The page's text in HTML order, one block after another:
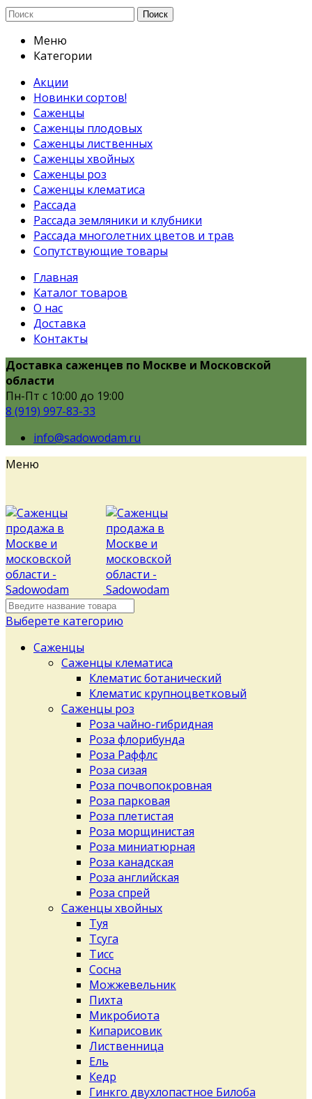
Поиск
Меню
Категории
Акции
Новинки сортов!
Саженцы
Саженцы плодовых
Саженцы лиственных
Саженцы хвойных
Саженцы роз
Саженцы клематиса
Рассада
Рассада земляники и клубники
Рассада многолетних цветов и трав
Сопутствующие товары
Главная
Каталог товаров
О нас
Доставка
Контакты
Доставка саженцев по Москве и Московской
области
Пн-Пт с 10:00 до 19:00
8 (919) 997-83-33
info@sadowodam.ru
Меню
Выберете категорию
Саженцы
Саженцы клематиса
Клематис ботанический
Клематис крупноцветковый
Саженцы роз
Роза чайно-гибридная
Роза флорибунда
Роза Раффлс
Роза сизая
Роза почвопокровная
Роза парковая
Роза плетистая
Роза морщинистая
Роза миниатюрная
Роза канадская
Роза английская
Роза спрей
Саженцы хвойных
Туя
Тсуга
Тисс
Сосна
Можжевельник
Пихта
Микробиота
Кипарисовик
Лиственница
Ель
Кедр
Гинкго двухлопастное Билоба